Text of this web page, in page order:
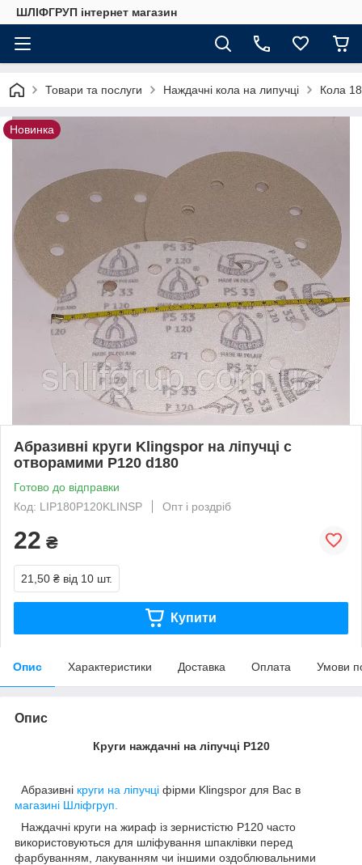
ШЛІФГРУП інтернет магазин
Товари та послуги Наждачні кола на липучці Кола
Новинка
Абразивні круги Klingspor на ліпучці с
отворамими Р120 d180
Готово до відправки
Код: LIP180P120KLINSP
Опт і роздріб
22 ₴
21,50 ₴ від 10 шт.
Купити
Опис Характеристики Доставка Оплата Умови
Опис
Круги наждачні на ліпучці Р120
Абразивні круги на ліпучці фірми Klingspor для Вас в
магазині Шліфгруп.
Наждачні круги на жираф із зернистістю P120 часто
використовуються для шліфування шпаклівки перед
фарбуванням, лакуванням чи іншими оздоблювальними